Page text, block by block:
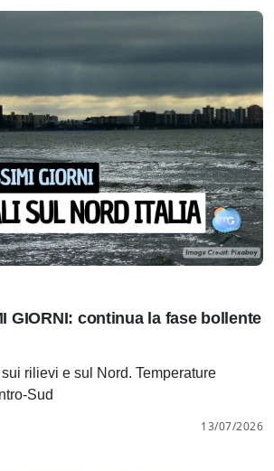
GIORNI: continua la fase bollente
rilievi e sul Nord. Temperature
Sud
13/07/2026